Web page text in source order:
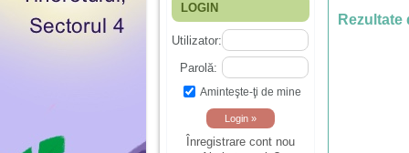
LOGIN
Utilizator:
Parolă:
Aminteşte-ţi de mine
Înregistrare cont nou
Rezultate